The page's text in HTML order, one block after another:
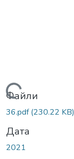
Вантажиться...
Файли
36.pdf(230.22 KB)
Дата
2021